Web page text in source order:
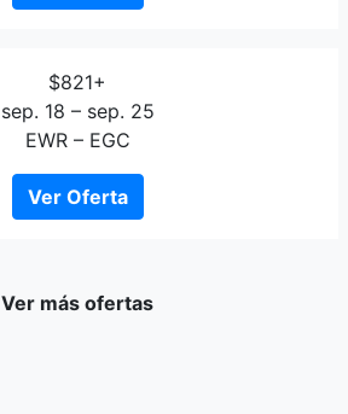
$821+
sep. 18 – sep. 25
EWR – EGC
Ver Oferta
Ver más ofertas